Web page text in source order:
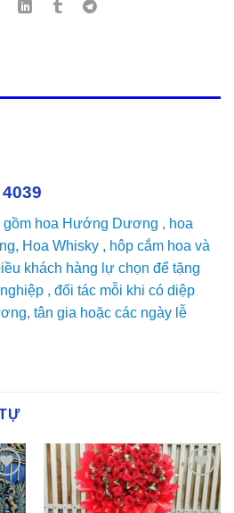
gồm hoa Hướng Dương , hoa
Hoa Whisky , hôp cắm hoa và
khách hàng lự chọn để tặng
, đối tác mỗi khi có diệp
tân gia hoặc các ngày lễ